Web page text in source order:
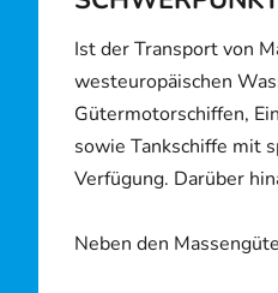
Ist der Transport von
westeuropäischen
Gütermotorschiffen,
sowie Tankschiffe mit
Verfügung. Darüber
Neben den